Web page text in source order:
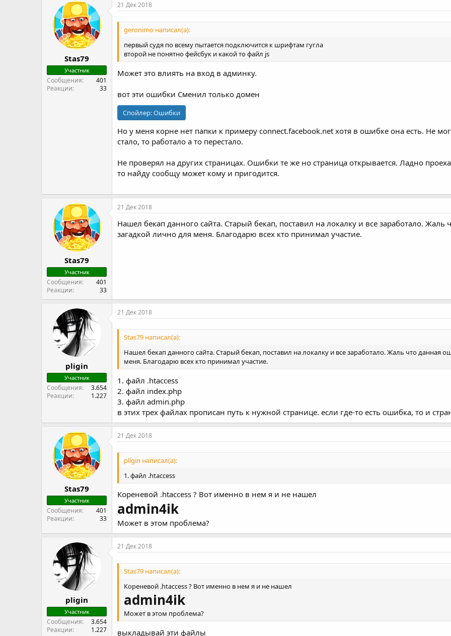
Stas79
Участник
Сообщения
401
Реакции
33
21 Дек 2018
geronimo написал(а):
первый судя по всему пытается подключится к шрифтам гугла
второй не понятно фейсбук и какой то файл js
Может это влиять на вход в админку.
вот эти ошибки Сменил только домен
Спойлер:Ошибки
Но у меня корне нет папки к примеру connect.facebook.net хотя в ошибке она есть. Не
стало, то работало а то перестало.
Не проверял на других страницах. Ошибки те же но страница открывается. Ладно
то найду сообщу может кому и пригодится.
Stas79
Участник
Сообщения
401
Реакции
33
21 Дек 2018
Нашел бекап данного сайта. Старый бекап, поставил на локалку и все заработало.
загадкой лично для меня. Благодарю всех кто принимал участие.
pligin
Участник
Сообщения
3.654
Реакции
1.227
21 Дек 2018
Stas79 написал(а):
Нашел бекап данного сайта. Старый бекап, поставил на локалку и все заработало. Жаль что данная
меня. Благодарю всех кто принимал участие.
1. файл .htaccess
2. файл index.php
3. файл admin.php
в этих трех файлах прописан путь к нужной странице. если где-то есть ошибка, то и
Stas79
Участник
Сообщения
401
Реакции
33
21 Дек 2018
pligin написал(а):
1. файл .htaccess
Кореневой .htaccess ? Вот именно в нем я и не нашел
admin4ik
Может в этом проблема?
pligin
Участник
Сообщения
3.654
Реакции
1.227
21 Дек 2018
Stas79 написал(а):
Кореневой .htaccess ? Вот именно в нем я и не нашел
admin4ik
Может в этом проблема?
выкладывай эти файлы